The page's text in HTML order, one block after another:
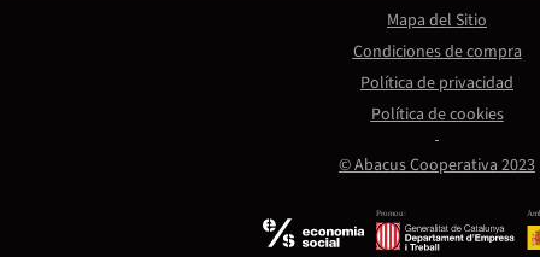
Promou:
© Abacus Cooperativa 2023
Mapa del Sitio
Condiciones de compra
Política de privacidad
Política de cookies